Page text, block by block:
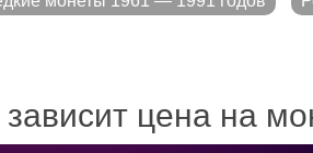
зависит цена на